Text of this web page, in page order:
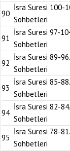
90
İsra Suresi 100-
Sohbetleri
91
İsra Suresi 97-
Sohbetleri
92
İsra Suresi 89-
Sohbetleri
93
İsra Suresi 85-
Sohbetleri
94
İsra Suresi 82-
Sohbetleri
95
İsra Suresi 78-
Sohbetleri